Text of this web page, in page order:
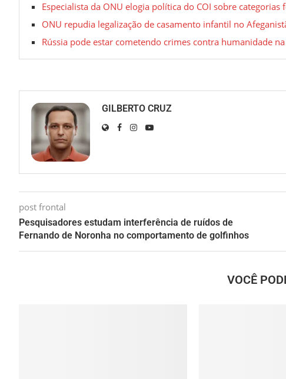
Especialista da ONU elogia política do COI sobre
ONU repudia legalização de casamento infantil no
Rússia pode estar cometendo crimes contra humanidade
GILBERTO CRUZ
post frontal
Pesquisadores estudam interferência de ruídos de
Fernando de Noronha no comportamento de golfinhos
VOCÊ